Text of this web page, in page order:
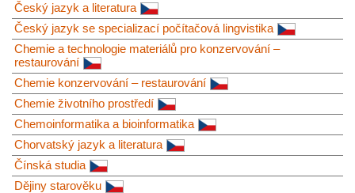
Český jazyk a literatura
Český jazyk se specializací počítačová lingvistika
Chemie a technologie materiálů pro konzervování –
restaurování
Chemie konzervování – restaurování
Chemie životního prostředí
Chemoinformatika a bioinformatika
Chorvatský jazyk a literatura
Čínská studia
Dějiny starověku